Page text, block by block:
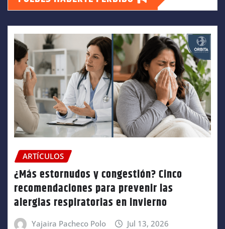
ARTÍCULOS
¿Más estornudos y congestión? Cinco
recomendaciones para prevenir las
alergias respiratorias en invierno
Yajaira Pacheco Polo Jul 13, 2026